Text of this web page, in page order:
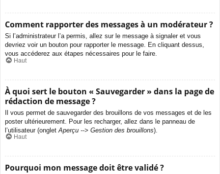
Comment rapporter des messages à un modérateur ?
Si l’administrateur l’a permis, allez sur le message à signaler et vous
devriez voir un bouton pour rapporter le message. En cliquant dessus,
vous accéderez aux étapes nécessaires pour le faire.
Haut
À quoi sert le bouton « Sauvegarder » dans la page de
rédaction de message ?
Il vous permet de sauvegarder des brouillons de vos messages et de les
poster ultérieurement. Pour les recharger, allez dans le panneau de
l’utilisateur (onglet Aperçu --> Gestion des brouillons).
Haut
Pourquoi mon message doit être validé ?